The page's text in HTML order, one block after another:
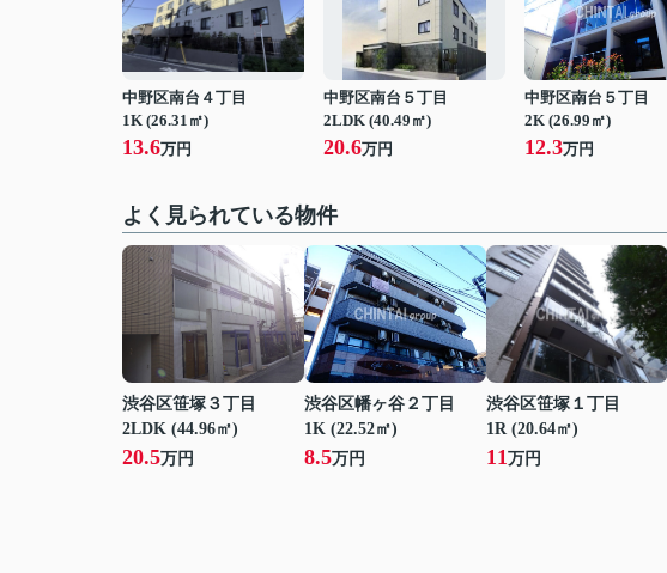
中野区南台４丁目
1K (26.31㎡)
13.6万円
中野区南台５丁目
2LDK (40.49㎡)
20.6万円
中野区南台５丁目
2K (26.99㎡)
12.3万円
よく見られている物件
渋谷区笹塚３丁目
2LDK (44.96㎡)
20.5万円
渋谷区幡ヶ谷２丁目
1K (22.52㎡)
8.5万円
渋谷区笹塚１丁目
1R (20.64㎡)
11万円